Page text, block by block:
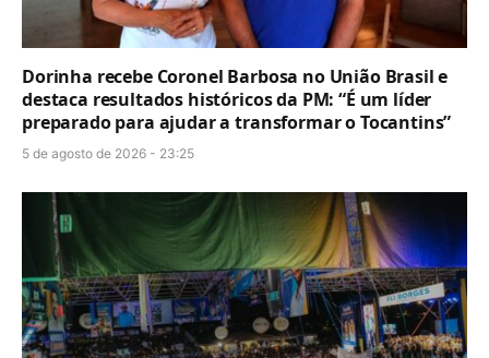
Dorinha recebe Coronel Barbosa no União Brasil e
destaca resultados históricos da PM: “É um líder
preparado para ajudar a transformar o Tocantins”
5 de agosto de 2026 - 23:25